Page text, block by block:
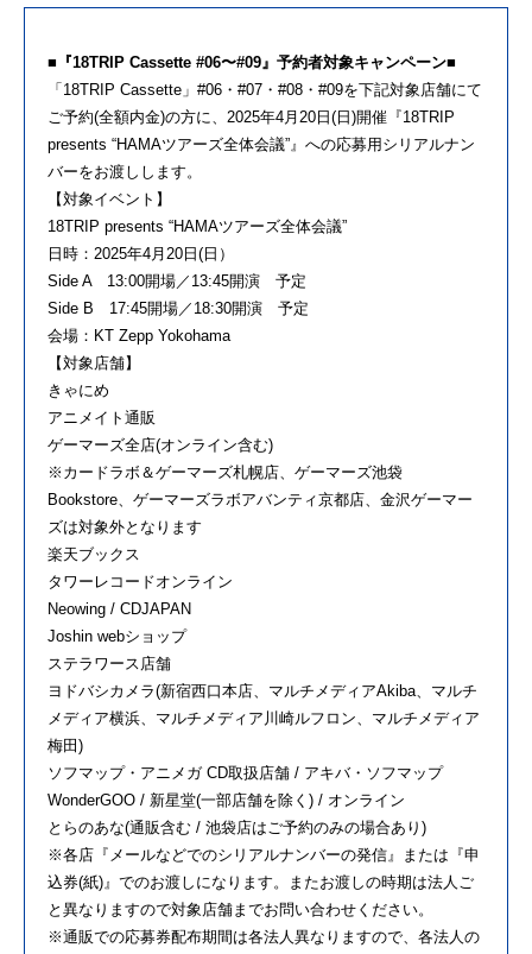
■『18TRIP Cassette #06〜#09』予約者対象キャンペーン■
「18TRIP Cassette」#06・#07・#08・#09を下記対象店舗にて
ご予約(全額内金)の方に、2025年4月20日(日)開催『18TRIP
presents “HAMAツアーズ全体会議”』への応募用シリアルナン
バーをお渡しします。
【対象イベント】
18TRIP presents “HAMAツアーズ全体会議”
日時：2025年4月20日(日）
Side A 13:00開場／13:45開演 予定
Side B 17:45開場／18:30開演 予定
会場：KT Zepp Yokohama
【対象店舗】
きゃにめ
アニメイト通販
ゲーマーズ全店(オンライン含む)
※カードラボ＆ゲーマーズ札幌店、ゲーマーズ池袋
Bookstore、ゲーマーズラボアバンティ京都店、金沢ゲーマー
ズは対象外となります
楽天ブックス
タワーレコードオンライン
Neowing / CDJAPAN
Joshin webショップ
ステラワース店舗
ヨドバシカメラ(新宿西口本店、マルチメディアAkiba、マルチ
メディア横浜、マルチメディア川崎ルフロン、マルチメディア
梅田)
ソフマップ・アニメガ CD取扱店舗 / アキバ・ソフマップ
WonderGOO / 新星堂(一部店舗を除く) / オンライン
とらのあな(通販含む / 池袋店はご予約のみの場合あり)
※各店『メールなどでのシリアルナンバーの発信』または『申
込券(紙)』でのお渡しになります。またお渡しの時期は法人ご
と異なりますので対象店舗までお問い合わせください。
※通販での応募券配布期間は各法人異なりますので、各法人の